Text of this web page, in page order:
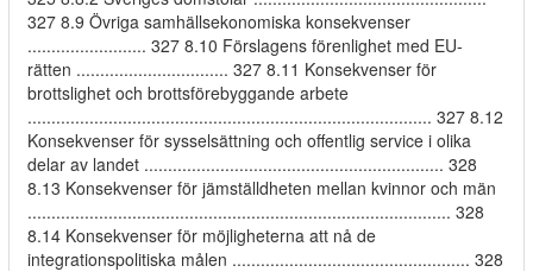
327 8.9 Övriga samhällsekonomiska konsekvenser
......................... 327 8.10 Förslagens förenlighet med EU-
rätten ................................ 327 8.11 Konsekvenser för
brottslighet och brottsförebyggande arbete
..................................................................................... 327 8.12
Konsekvenser för sysselsättning och offentlig service i olika
delar av landet ............................................................... 328
8.13 Konsekvenser för jämställdheten mellan kvinnor och män
......................................................................................... 328
8.14 Konsekvenser för möjligheterna att nå de
integrationspolitiska målen .................................................. 328